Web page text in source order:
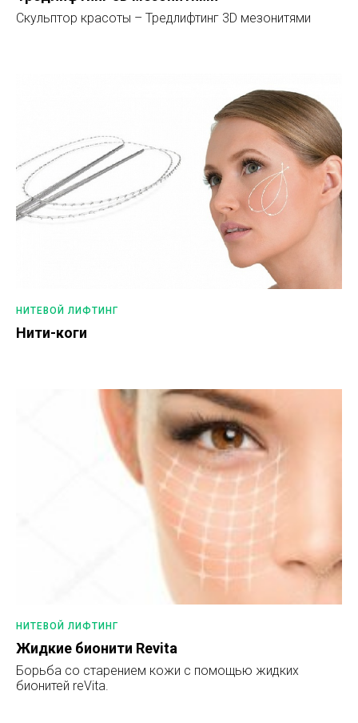
Скульптор красоты – Тредлифтинг 3D мезонитями
НИТЕВОЙ ЛИФТИНГ
Нити-коги
НИТЕВОЙ ЛИФТИНГ
Жидкие бионити Revita
Борьба со старением кожи с помощью жидких
бионитей reVita.